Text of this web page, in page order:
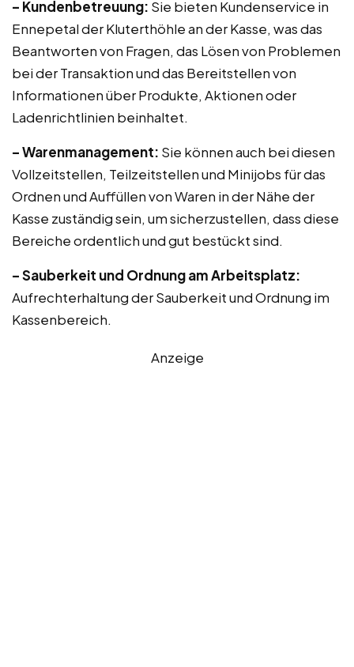
– Kundenbetreuung: Sie bieten Kundenservice in
Ennepetal der Kluterthöhle an der Kasse, was das
Beantworten von Fragen, das Lösen von Problemen
bei der Transaktion und das Bereitstellen von
Informationen über Produkte, Aktionen oder
Ladenrichtlinien beinhaltet.
– Warenmanagement: Sie können auch bei diesen
Vollzeitstellen, Teilzeitstellen und Minijobs für das
Ordnen und Auffüllen von Waren in der Nähe der
Kasse zuständig sein, um sicherzustellen, dass diese
Bereiche ordentlich und gut bestückt sind.
– Sauberkeit und Ordnung am Arbeitsplatz:
Aufrechterhaltung der Sauberkeit und Ordnung im
Kassenbereich.
Anzeige